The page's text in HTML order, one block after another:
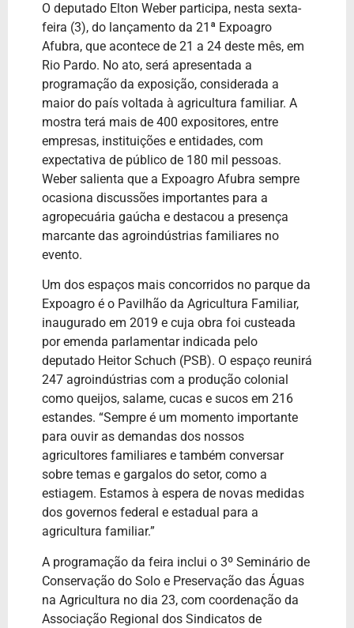
O deputado Elton Weber participa, nesta sexta-
feira (3), do lançamento da 21ª Expoagro
Afubra, que acontece de 21 a 24 deste mês, em
Rio Pardo. No ato, será apresentada a
programação da exposição, considerada a
maior do país voltada à agricultura familiar. A
mostra terá mais de 400 expositores, entre
empresas, instituições e entidades, com
expectativa de público de 180 mil pessoas.
Weber salienta que a Expoagro Afubra sempre
ocasiona discussões importantes para a
agropecuária gaúcha e destacou a presença
marcante das agroindústrias familiares no
evento.
Um dos espaços mais concorridos no parque da
Expoagro é o Pavilhão da Agricultura Familiar,
inaugurado em 2019 e cuja obra foi custeada
por emenda parlamentar indicada pelo
deputado Heitor Schuch (PSB). O espaço reunirá
247 agroindústrias com a produção colonial
como queijos, salame, cucas e sucos em 216
estandes. “Sempre é um momento importante
para ouvir as demandas dos nossos
agricultores familiares e também conversar
sobre temas e gargalos do setor, como a
estiagem. Estamos à espera de novas medidas
dos governos federal e estadual para a
agricultura familiar.”
A programação da feira inclui o 3º Seminário de
Conservação do Solo e Preservação das Águas
na Agricultura no dia 23, com coordenação da
Associação Regional dos Sindicatos de